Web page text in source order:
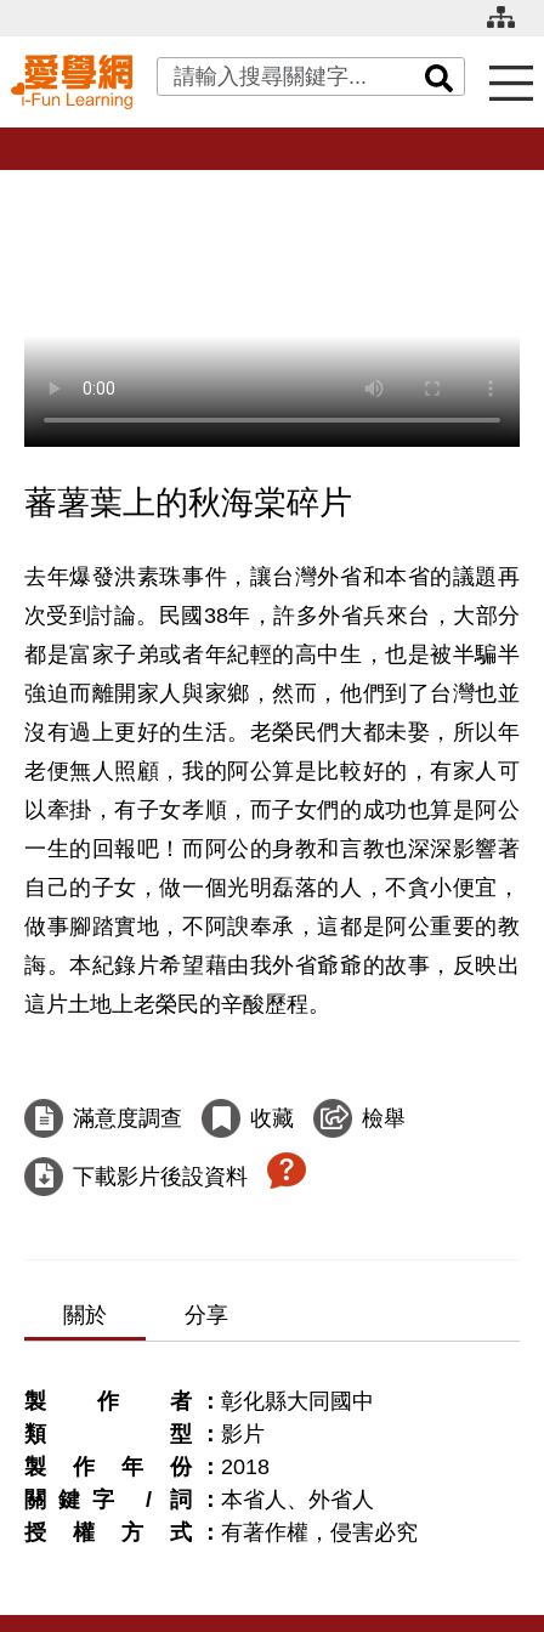
關鍵字搜尋
蕃薯葉上的秋海棠碎片
去年爆發洪素珠事件，讓台灣外省和本省的議題再
次受到討論。民國38年，許多外省兵來台，大部分
都是富家子弟或者年紀輕的高中生，也是被半騙半
強迫而離開家人與家鄉，然而，他們到了台灣也並
沒有過上更好的生活。老榮民們大都未娶，所以年
老便無人照顧，我的阿公算是比較好的，有家人可
以牽掛，有子女孝順，而子女們的成功也算是阿公
一生的回報吧！而阿公的身教和言教也深深影響著
自己的子女，做一個光明磊落的人，不貪小便宜，
做事腳踏實地，不阿諛奉承，這都是阿公重要的教
誨。本紀錄片希望藉由我外省爺爺的故事，反映出
這片土地上老榮民的辛酸歷程。
滿意度調查 收藏 檢舉
下載影片後設資料
關於 分享
製作者
彰化縣大同國中
類型
影片
製作年份
2018
關鍵字 / 詞
本省人、外省人
授權方式
有著作權，侵害必究